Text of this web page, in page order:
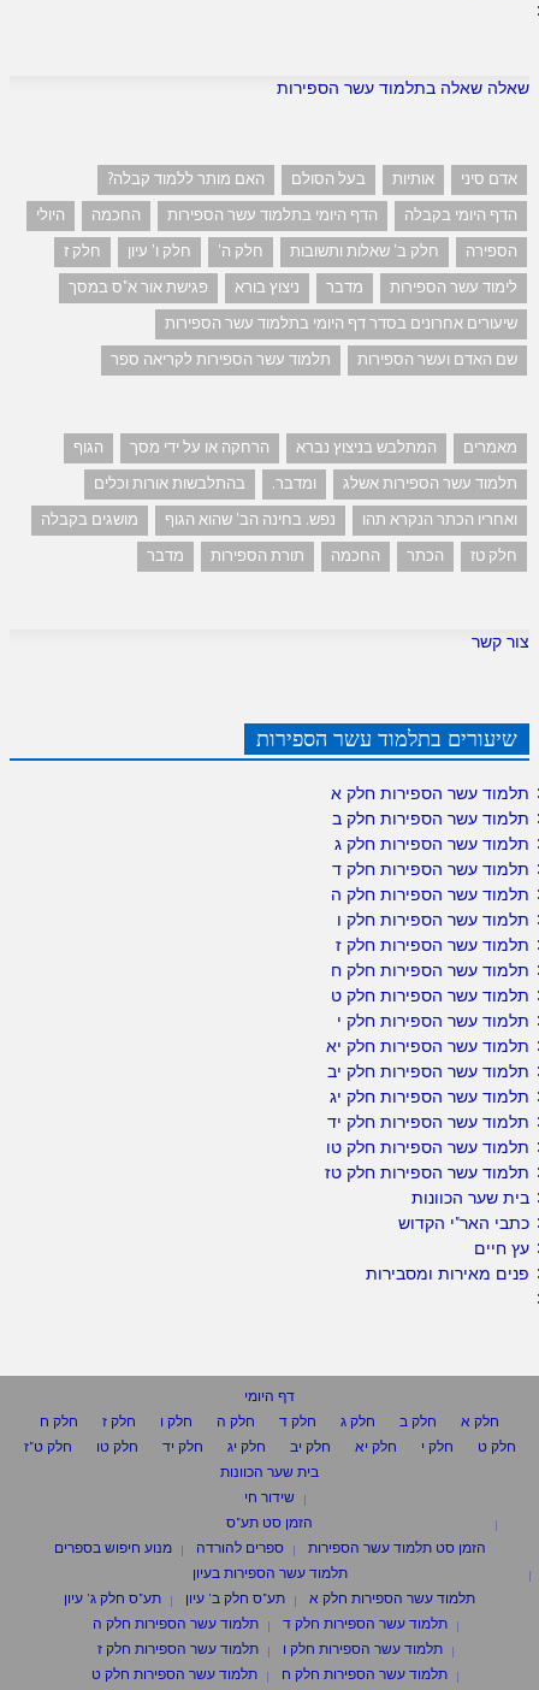
שאלה שאלה בתלמוד עשר הספירות
אדם סיני אותיות בעל הסולם
האם מותר ללמוד קבלה?
הדף היומי בקבלה
הדף היומי בתלמוד עשר הספירות החכמה
היולי
הספירה
חלק ב' שאלות ותשובות חלק ה' חלק ו' עיון
חלק ז
לימוד עשר הספירות
מדבר ניצוץ בורא
פגישת אור א"ס במסך
שיעורים אחרונים בסדר דף היומי בתלמוד עשר הספירות
שם האדם ועשר הספירות
תלמוד עשר הספירות לקריאה ספר
מאמרים המתלבש בניצוץ נברא הרחקה או על ידי מסך
הגוף
תלמוד עשר הספירות אשלג
ומדבר.
בהתלבשות אורות וכלים
ואחריו הכתר הנקרא תהו
נפש. בחינה הב' שהוא הגוף
מושגים בקבלה
חלק טז
הכתר החכמה תורת הספירות מדבר
צור קשר
שיעורים בתלמוד עשר הספירות
תלמוד עשר הספירות חלק א
תלמוד עשר הספירות חלק ב
תלמוד עשר הספירות חלק ג
תלמוד עשר הספירות חלק ד
תלמוד עשר הספירות חלק ה
תלמוד עשר הספירות חלק ו
תלמוד עשר הספירות חלק ז
תלמוד עשר הספירות חלק ח
תלמוד עשר הספירות חלק ט
תלמוד עשר הספירות חלק י
תלמוד עשר הספירות חלק יא
תלמוד עשר הספירות חלק יב
תלמוד עשר הספירות חלק יג
תלמוד עשר הספירות חלק יד
תלמוד עשר הספירות חלק טו
תלמוד עשר הספירות חלק טז
בית שער הכוונות
כתבי האר"י הקדוש
עץ חיים
פנים מאירות ומסבירות
דף היומי
חלק א
חלק ב חלק ג חלק ד חלק ה חלק ו חלק ז
חלק ח
חלק ט
חלק י חלק יא חלק יב חלק יג חלק יד חלק טו
חלק ט"ז
בית שער הכוונות
שידור חי
הזמן סט תע"ס
הזמן סט תלמוד עשר הספירות
ספרים להורדה
מנוע חיפוש בספרים
תלמוד עשר הספירות בעיון
תלמוד עשר הספירות חלק א
תע"ס חלק ב' עיון
תע"ס חלק ג' עיון
תלמוד עשר הספירות חלק ד
תלמוד עשר הספירות חלק ה
תלמוד עשר הספירות חלק ו
תלמוד עשר הספירות חלק ז
תלמוד עשר הספירות חלק ח
תלמוד עשר הספירות חלק ט